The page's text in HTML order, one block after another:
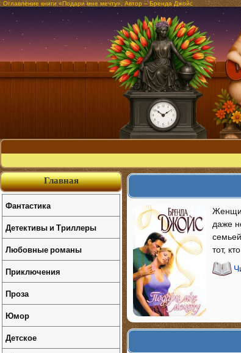
Оглавление книги «Подари мне мечту». Автор – Бренда Джойс
даже
тот,
Главная
Фантастика
Детективы и Триллеры
Любовные романы
Приключения
Проза
Юмор
Детское